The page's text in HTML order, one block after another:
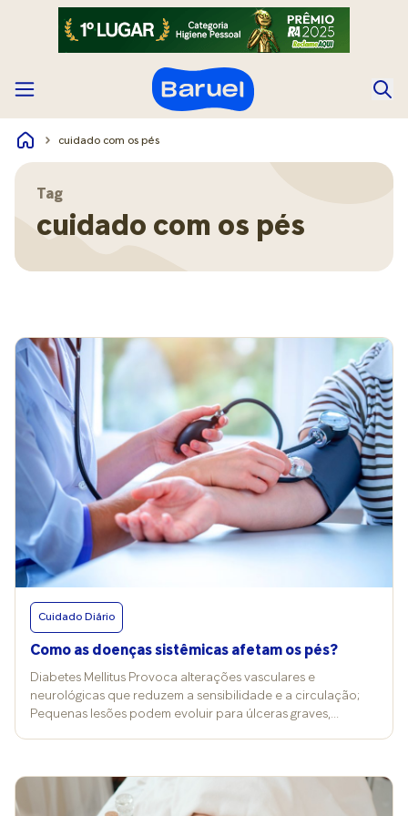
cuidado com os pés
Tag
cuidado com os pés
Cuidado Diário
Como as doenças sistêmicas afetam os pés?
Diabetes Mellitus Provoca alterações vasculares e
neurológicas que reduzem a sensibilidade e a circulação;
Pequenas lesões podem evoluir para úlceras graves,
Doenças Circulatórias Afetam diretamente a irrigação
sanguínea dos membros inferiores; Podem gerar inchaço,